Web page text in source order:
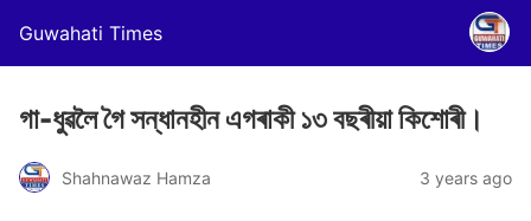
Guwahati Times
গা-ধুৱলৈ গৈ সন্ধানহীন এগৰাকী ১৩ বছৰীয়া কিশোৰী।
Shahnawaz Hamza 3 years ago